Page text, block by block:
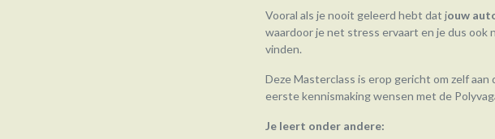
Vooral als je nooit geleerd hebt dat jouw
waardoor je net stress ervaart en je dus
vinden.
Deze Masterclass is erop gericht om zelf
eerste kennismaking wensen met de
Je leert onder andere: